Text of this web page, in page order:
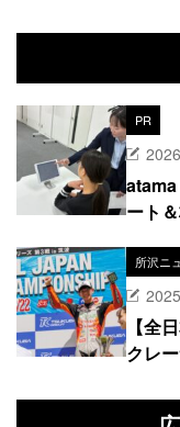
PR
ート
所沢ニ
【全
クレ